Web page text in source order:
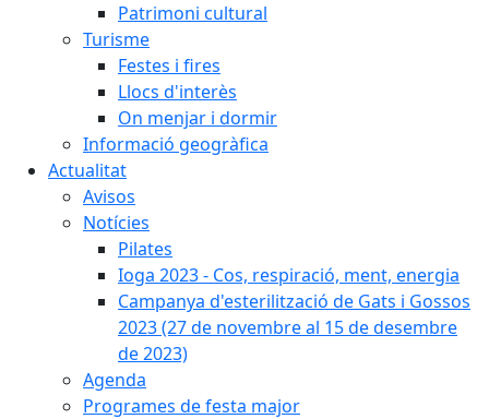
Patrimoni cultural
Turisme
Festes i fires
Llocs d'interès
On menjar i dormir
Informació geogràfica
Actualitat
Avisos
Notícies
Pilates
Ioga 2023 - Cos, respiració, ment, energia
Campanya d'esterilització de Gats i Gossos
2023 (27 de novembre al 15 de desembre
de 2023)
Agenda
Programes de festa major